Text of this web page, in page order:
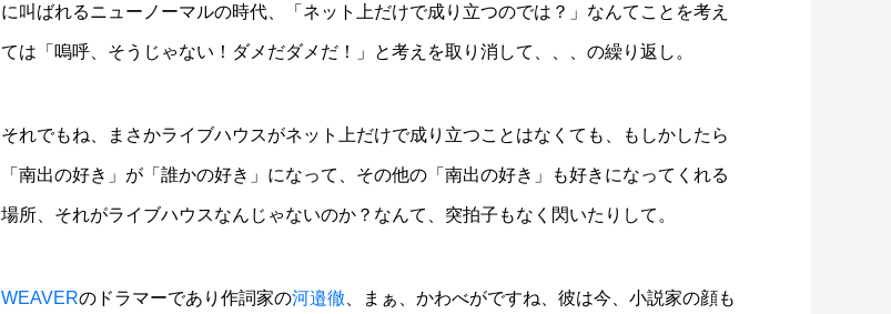
に叫ばれるニューノーマルの時代、「ネット上だけで成り立つのでは？」なんてことを考え
ては「嗚呼、そうじゃない！ダメだダメだ！」と考えを取り消して、、、の繰り返し。
それでもね、まさかライブハウスがネット上だけで成り立つことはなくても、もしかしたら
「南出の好き」が「誰かの好き」になって、その他の「南出の好き」も好きになってくれる
場所、それがライブハウスなんじゃないのか？なんて、突拍子もなく閃いたりして。
WEAVERのドラマーであり作詞家の河邉徹 、まぁ、かわべがですね、彼は今、小説家の顔も